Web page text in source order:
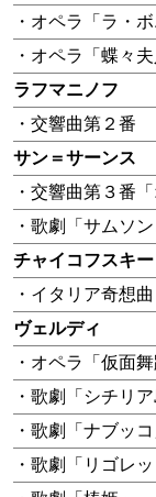
・オペラ「ラ・ボ
・オペラ「蝶々夫
ラフマニノフ
・交響曲第２番
サン＝サーンス
・交響曲第３番
・歌劇「サムソン
チャイコフスキー
・イタリア奇想曲
ヴェルディ
・オペラ「仮面舞
・歌劇「シチリ
・歌劇「ナブッコ
・歌劇「リゴレッ